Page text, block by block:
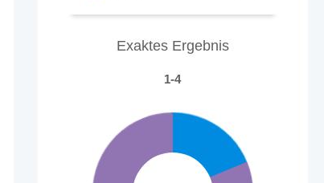
Exaktes Ergebnis
1-4